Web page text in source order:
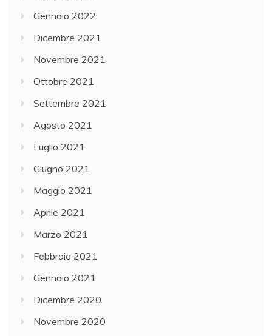
Gennaio 2022
Dicembre 2021
Novembre 2021
Ottobre 2021
Settembre 2021
Agosto 2021
Luglio 2021
Giugno 2021
Maggio 2021
Aprile 2021
Marzo 2021
Febbraio 2021
Gennaio 2021
Dicembre 2020
Novembre 2020